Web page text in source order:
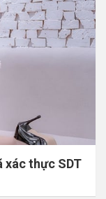
xác thực SDT